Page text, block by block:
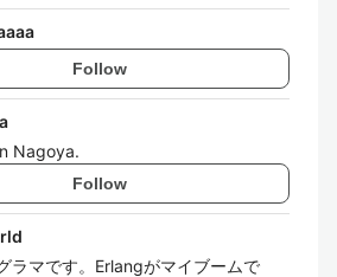
Follow
Nagoya.
Follow
ラマです。Erlangがマイブームで